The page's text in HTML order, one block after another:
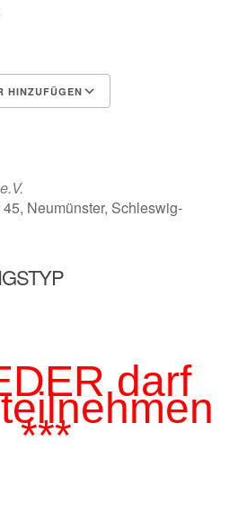
HINZUFÜGEN
Neumünster, Schleswig-
darf
***